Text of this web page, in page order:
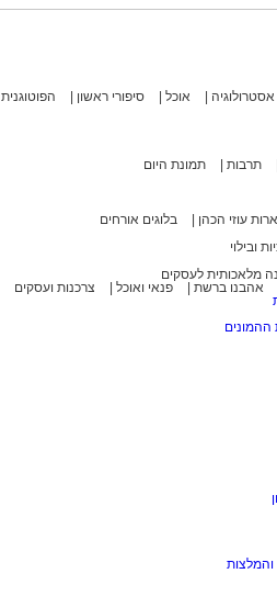
אסטרולוגיה אוכל סיפורי ראשון
הפוטוגנית
תרבות תמונת היום
עוזי הכהן בלוגים אורחים
ובילוי
מלאכותית לעסקים
אהבנו ברשת פנאי ואוכל
צרכנות ועסקים